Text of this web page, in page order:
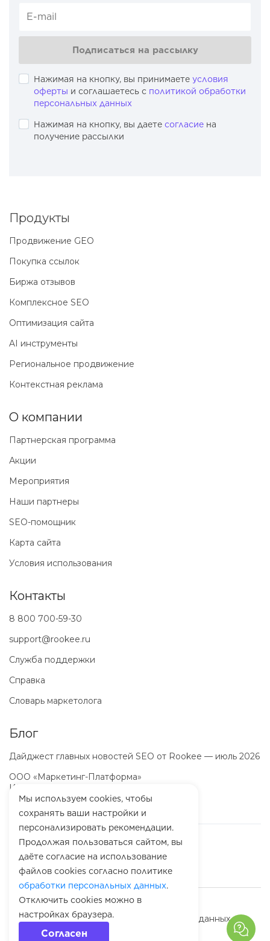
Мы используем cookies, чтобы
сохранять ваши настройки и
персонализировать рекомендации.
Продолжая пользоваться сайтом, вы
даёте согласие на использование
файлов cookies согласно политике
обработки персональных данных.
Отключить cookies можно в
настройках браузера.
Согласен
Подписаться на рассылку
Нажимая на кнопку, вы принимаете условия
оферты и соглашаетесь с политикой обработки
персональных данных
Нажимая на кнопку, вы даете согласие на
получение рассылки
Блог
Дайджест главных новостей SEO от Rookee — июль 2026
ООО «Маркетинг-Платформа»
ИНН
ОГРН 1257100003863
Продукты
Продвижение GEO
Покупка ссылок
Биржа отзывов
Комплексное SEO
Оптимизация сайта
AI инструменты
Региональное продвижение
Контекстная реклама
О компании
Партнерская программа
Акции
Мероприятия
Наши партнеры
SEO-помощник
Карта сайта
Условия использования
Контакты
8 800 700-59-30
support@rookee.ru
Служба поддержки
Справка
Словарь маркетолога
Политика обработки персональных данных